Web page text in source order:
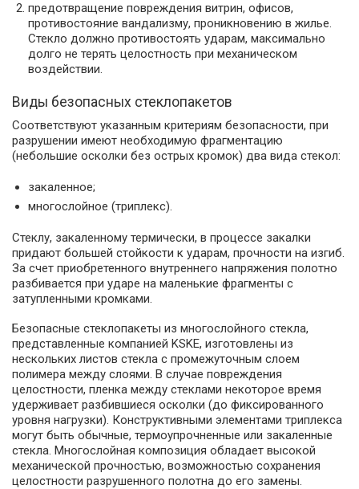
предотвращение повреждения витрин, офисов,
противостояние вандализму, проникновению в жилье.
Стекло должно противостоять ударам, максимально
долго не терять целостность при механическом
воздействии.
Виды безопасных стеклопакетов
Соответствуют указанным критериям безопасности, при
разрушении имеют необходимую фрагментацию
(небольшие осколки без острых кромок) два вида стекол:
закаленное;
многослойное (триплекс).
Стеклу, закаленному термически, в процессе закалки
придают большей стойкости к ударам, прочности на изгиб.
За счет приобретенного внутреннего напряжения полотно
разбивается при ударе на маленькие фрагменты с
затупленными кромками.
Безопасные стеклопакеты из многослойного стекла,
представленные компанией KSKE, изготовлены из
нескольких листов стекла с промежуточным слоем
полимера между слоями. В случае повреждения
целостности, пленка между стеклами некоторое время
удерживает разбившиеся осколки (до фиксированного
уровня нагрузки). Конструктивными элементами триплекса
могут быть обычные, термоупрочненные или закаленные
стекла. Многослойная композиция обладает высокой
механической прочностью, возможностью сохранения
целостности разрушенного полотна до его замены.